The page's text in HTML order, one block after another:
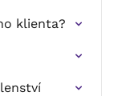
klienta?